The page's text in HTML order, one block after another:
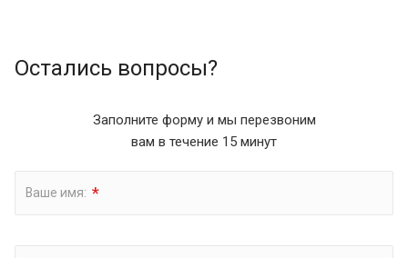
Остались вопросы?
Заполните форму и мы перезвоним
вам в течение 15 минут
Ваше имя: *